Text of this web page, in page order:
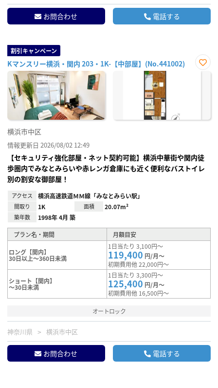
お問合わせ 電話する
割引キャンペーン
Kマンスリー横浜・関内 203・1K-【中部屋】(No.441002)
お気
横浜市中区
情報更新日 2026/08/02 12:49
【セキュリティ強化部屋・ネット契約可能】横浜中華街や関内徒
歩圏内でみなとみらいや赤レンガ倉庫にも近く便利なバストイレ
別の割安な御部屋！
アクセス 横浜高速鉄道ＭＭ線「みなとみらい駅」
間取り 1K 面積 20.07m²
築年数 1998年 4月 築
プラン名・期間 月額目安
ロング【関内】
30日以上～360日未満
1日当たり 3,100円～
119,400 円/月～
初期費用他 22,000円～
ショート【関内】
～30日未満
1日当たり 3,300円～
125,400 円/月～
初期費用他 16,500円～
オートロック
神奈川県 横浜市中区
お問合わせ 電話する